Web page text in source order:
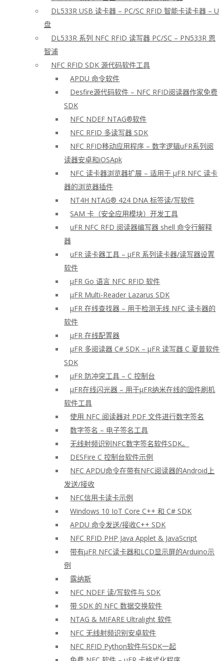
DL533R USB 读卡器 – PC/SC RFID 智能卡读卡器 – U
盘
DL533R 系列 NFC RFID 读写器 PC/SC – PN533R 恩
智浦
NFC RFID SDK 源代码软件工具
APDU 命令软件
Desfire源代码软件 – NFC RFID阅读器作家免费
SDK
NFC NDEF NTAG®软件
NFC RFID 多读写器 SDK
NFC RFID移动应用程序 – 数字逻辑uFR系列阅
读器安卓和iOSApk
NFC 读卡器浏览器扩展 – 适用于 μFR NFC 读卡
器的浏览器插件
NT4H NTAG® 424 DNA 标签读/写软件
SAM 卡（安全应用模块）开发工具
uFR NFC RFD 阅读器编写器 shell 命令行解释
器
uFR 读卡器工具 – μFR 系列读卡器/读写器设置
软件
μFR Go 语言 NFC RFID 软件
μFR Multi-Reader Lazarus SDK
μFR 在线查找器 – 用于检测无线 NFC 读卡器的
软件
μFR 在线配置器
μFR 多阅读器 C# SDK – μFR 读写器 C 夏普软件
SDK
μFR 防冲突工具 – C 控制台
μFR在线闪光器 – 用于μFR纳米在线的固件刷机
软件工具
使用 NFC 阅读器对 PDF 文件进行数字签名
数字签名 – 电子签名工具
无线射频识别NFC数字签名软件SDK。
DESFire C 控制台软件示例
NFC APDU命令在带有NFC阅读器的Android上
发送/接收
NFC信用卡读卡示例
Windows 10 IoT Core C++ 和 C# SDK
APDU 命令发送/接收C++ SDK
NFC RFID PHP Java Applet & JavaScript
带有μFR NFC读卡器和LCD显示屏的Arduino示
例
露纳斯
NFC NDEF 读/写软件与 SDK
带 SDK 的 NFC 数据交换软件
NTAG & MIFARE Ultralight 软件
NFC 无线射频识别安卓软件
NFC RFID Python软件与SDK一起